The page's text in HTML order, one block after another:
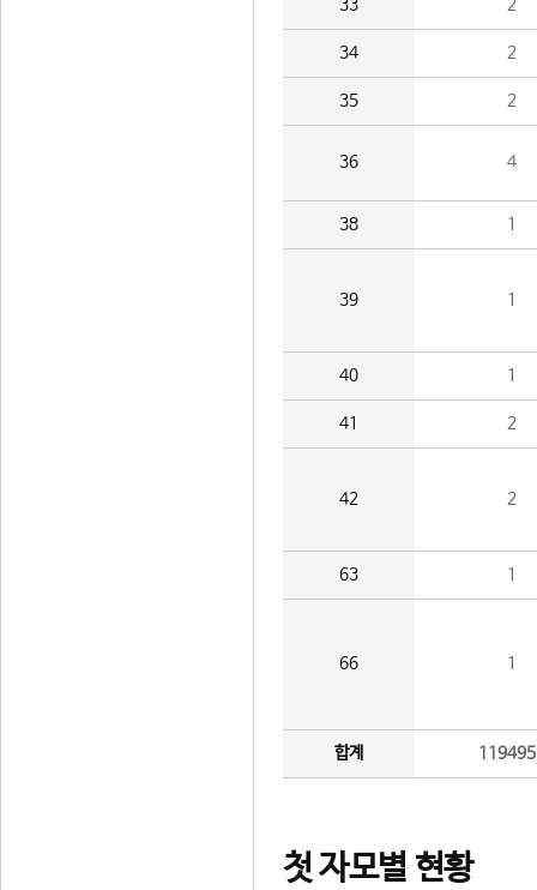
33 2
34 2
35 2
36 4
38 1
39 1
40 1
41 2
42 2
63 1
66 1
합계
첫 자모별 현황